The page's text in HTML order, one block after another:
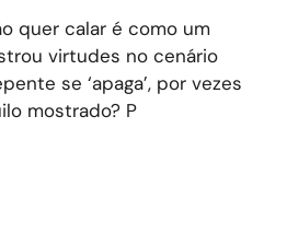
quer calar é como um
virtudes no cenário
se ‘apaga’, por vezes
mostrado? P